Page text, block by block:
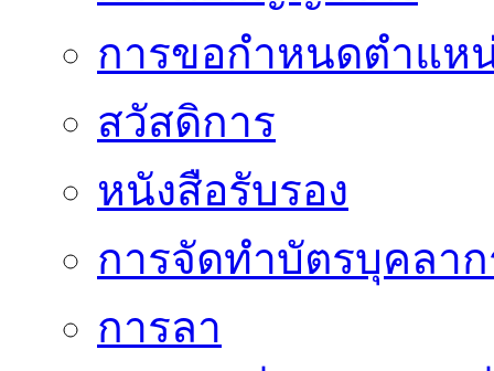
การขอกำหนดตำแห
สวัสดิการ
หนังสือรับรอง
การจัดทำบัตรบุคลา
การลา